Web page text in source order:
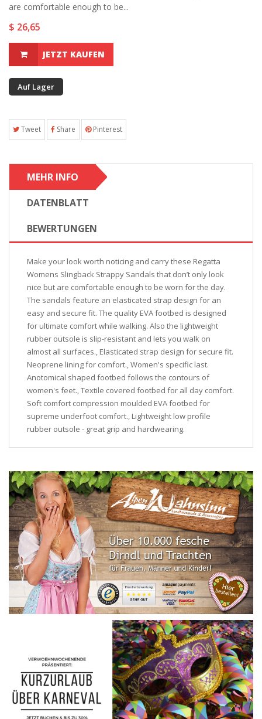
are comfortable enough to be...
$ 26,65
JETZT KAUFEN
Auf Lager
Tweet Share Pinterest
MEHR INFO
DATENBLATT
BEWERTUNGEN
Make your look worth noticing and carry these Regatta
Womens Slingback Strappy Sandals that don’t only look
nice but are comfortable enough to be worn for the day.
The sandals feature an elasticated strap design for an
easy and secure fit. The quality EVA footbed is designed
for ultimate comfort while walking. Also the lightweight
rubber outsole is slip-resistant and lets you walk on
almost all surfaces., Elasticated strap design for secure fit.
Neoprene lining for comfort., Women's specific last.
Anotomical shaped footbed follows the contours of
women's feet., Textile covered footbed for all day comfort.
Soft comfort compression moulded EVA footbed for
supreme underfoot comfort., Lightweight low profile
rubber outsole - great grip and hardwearing.